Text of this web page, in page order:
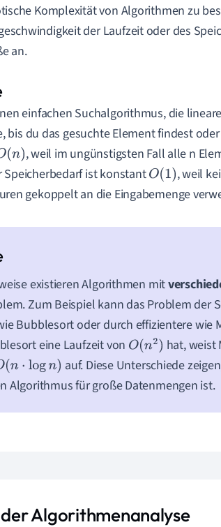
Komplexität von Algorithmen zu
der Laufzeit oder des
an.
einfachen Suchalgorithmus, die
bis du das gesuchte Element findest
(n) , weil im ungünstigsten Fall alle n
Speicherbedarf ist konstantO(1) , weil
gekoppelt an die Eingabemenge
existieren Algorithmen mit
Zum Beispiel kann das Problem der
Bubblesort oder durch effizientere wie
eine Laufzeit von O(n2)
hat, weist
(n⋅logn)
auf. Diese Unterschiede
Algorithmus für große Datenmengen ist.
Algorithmenanalyse